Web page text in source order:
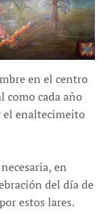
en el centro
como cada año
el enaltecimeito
en
del día de
estos lares.